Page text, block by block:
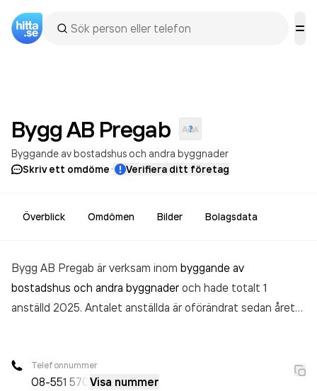
Bygg AB Pregab
Byggande av bostadshus och andra byggnader
Skriv ett omdöme· Verifiera ditt företag
Överblick Omdömen Bilder Bolagsdata
Bygg AB Pregab är verksam inom byggande av
bostadshus och andra byggnaderoch hade totalt 1
anställd 2025. Antalet anställda är oförändrat sedan året
räkenskapsåret (2025).
Telefonnummer
08-551 570 Visa nummer